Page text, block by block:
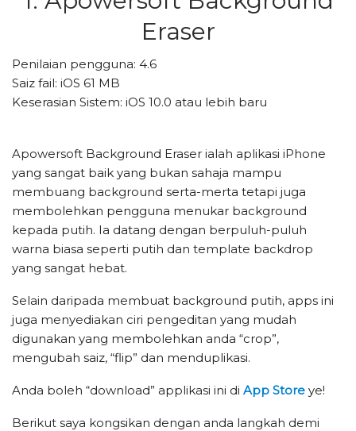
Eraser
Penilaian pengguna: 4.6
Saiz fail: iOS 61 MB
Keserasian Sistem: iOS 10.0 atau lebih baru
Apowersoft Background Eraser ialah aplikasi iPhone
yang sangat baik yang bukan sahaja mampu
membuang background serta-merta tetapi juga
membolehkan pengguna menukar background
kepada putih. Ia datang dengan berpuluh-puluh
warna biasa seperti putih dan template backdrop
yang sangat hebat.
Selain daripada membuat background putih, apps ini
juga menyediakan ciri pengeditan yang mudah
digunakan yang membolehkan anda “crop”,
mengubah saiz, “flip” dan menduplikasi.
Anda boleh “download” applikasi ini di App Store ye!
Berikut saya kongsikan dengan anda langkah demi